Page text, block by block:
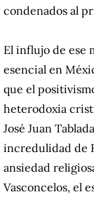
condenados al
El influjo de ese
esencial en
que el
heterodoxia
José Juan
incredulidad de
ansiedad
Vasconcelos, el